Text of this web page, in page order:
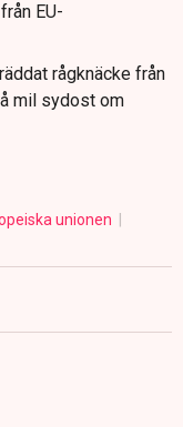
EU-
rågknäcke från
mil sydost om
unionen